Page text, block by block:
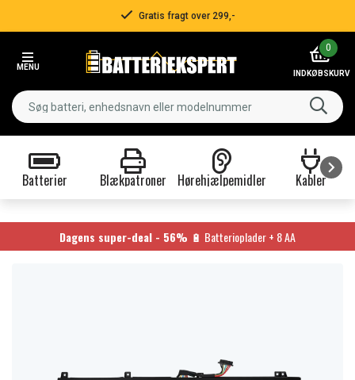
Gratis fragt over 299,-
MENU
0
INDKØBSKURV
Batterier Blækpatroner Hørehjælpemidler Kabler
9
Dagens super-deal - 56% 🔋 Batterioplader + 8 AA